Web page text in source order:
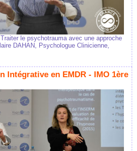
le psychotrauma avec une approche
DAHAN, Psychologue Clinicienne,
Intégrative en EMDR - IMO 1ère